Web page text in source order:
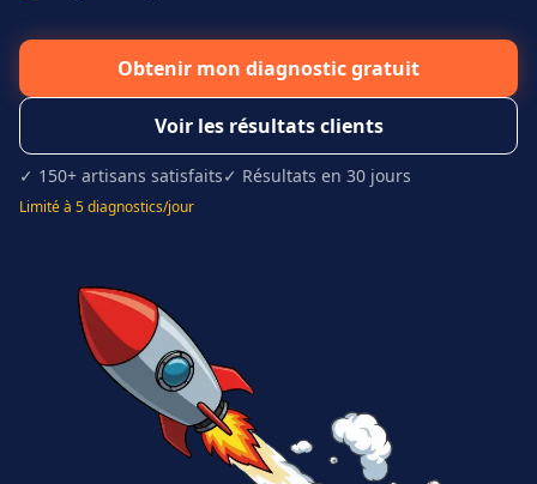
Obtenir mon diagnostic gratuit
Voir les résultats clients
✓ 150+ artisans satisfaits✓ Résultats en 30 jours
Limité à 5 diagnostics/jour